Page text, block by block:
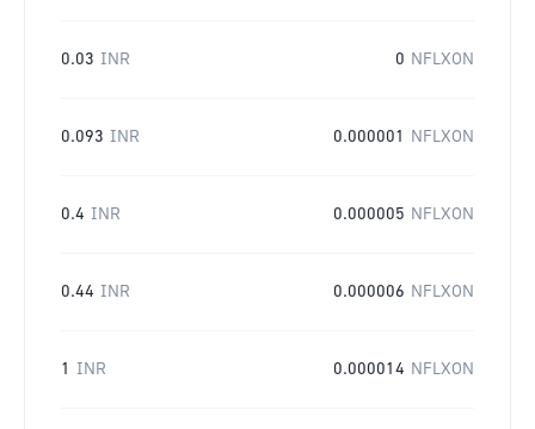
0.03 INR 0 NFLXON
0.093 INR 0.000001 NFLXON
0.4 INR 0.000005 NFLXON
0.44 INR 0.000006 NFLXON
1 INR 0.000014 NFLXON